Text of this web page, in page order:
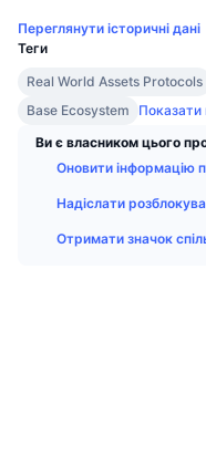
Переглянути історичні дані
Теги
Real World Assets Protocols
Base Ecosystem
Показати
Ви є власником цього
Оновити інформацію
Надіслати
Отримати значок